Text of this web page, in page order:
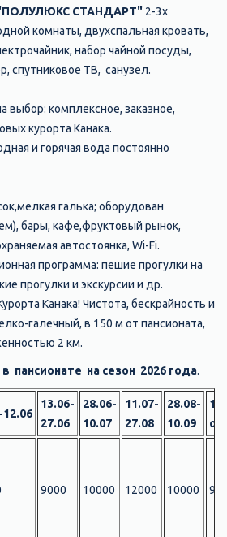
СТАНДАРТ" 2-3х
комнаты, двухспальная кровать,
набор чайной посуды,
спутниковое ТВ, санузел.
выбор: комплексное, заказное,
курорта Канака.
и горячая вода постоянно
галька; оборудован
бары, кафе,фруктовый рынок,
автостоянка, Wi-Fi.
программа: пешие прогулки на
прогулки и экскурсии и др.
Канака! Чистота, бескрайность и
галечный, в 150 м от пансионата,
2 км.
на сезон 2026 года.
13.06-
27.06
28.06-
10.07
11.07-
27.08
28.08-
10.09
9000 10000 12000 10000